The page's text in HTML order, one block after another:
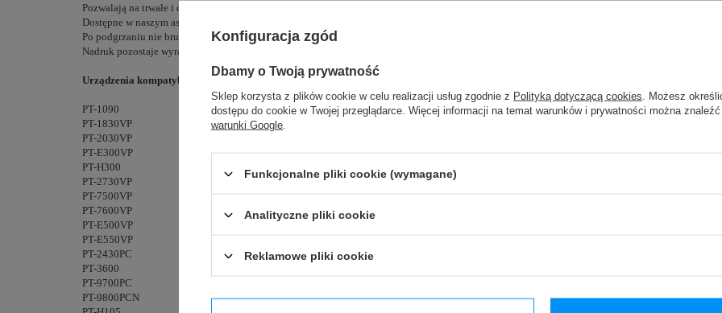
Pozwalają na trwałe i czytelne oznaczanie kabli w szerokim zakresie średnic.
Dostępne w naszym asortymencie zamienniki rurek wyróżnia fakt, że bardzo ściśle przylegają do powierzchni, tym samym lepiej je chroniąc.
Po podgrzaniu nie brudzi, nie blaknie i ściśle przylega do przewodów i kabli.
Nadruk pozostaje wyraźny nawet po przetarciu, narażeniu na środki czystości i płyny przemysłowe.
Urządzenia kompatybilne:
PT-1090
PT-1830VP
PT-2030VP
PT-E300VP
PT-H300
PT-2730VP
PT-7500VP
PT-7600VP
PT-E500VP
PT-E550VP
PT-2430PC
PT-3600
PT-9700PC
PT-9800PCN
Konfiguracja zgód
Dbamy o Twoją prywatność
Sklep korzysta z plików cookie w celu realizacji usług zgodnie z Polityką dotyczącą cookies . Możesz
dostępu do cookie w Twojej przeglądarce. Więcej informacji na temat warunków i prywatności można
warunki Google
Funkcjonalne pliki cookie (wymagane)
Analityczne pliki cookie
Reklamowe pliki cookie